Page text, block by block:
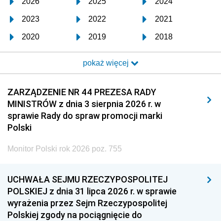
2023 2022 2021
2020 2019 2018
2017 2016 2015
2014 2013 2012
2011 2010 2009
2008 2007 2006
2005
1996 1995 1994
1993 1992 1991
1990 1989
pokaż więcej
ZARZĄDZENIE NR 44 PREZESA RADY
MINISTRÓW z dnia 3 sierpnia 2026 r. w
sprawie Rady do spraw promocji marki
Polski
Monitor Polski rok 2026 poz. 755
UCHWAŁA SEJMU RZECZYPOSPOLITEJ
POLSKIEJ z dnia 31 lipca 2026 r. w sprawie
wyrażenia przez Sejm Rzeczypospolitej
Polskiej zgody na pociągnięcie do